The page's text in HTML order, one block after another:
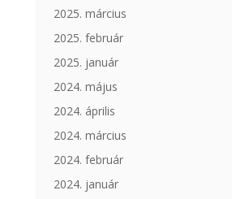
2025. március
2025. február
2025. január
2024. május
2024. április
2024. március
2024. február
2024. január